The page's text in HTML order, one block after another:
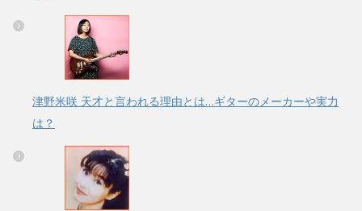
津野米咲 天才と言われる理由とは…ギターのメーカーや実力
は？